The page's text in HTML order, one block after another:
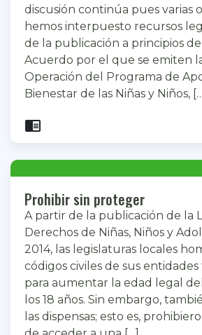
discusión continúa pues varias
hemos interpuesto recursos
de la publicación a principios
Acuerdo por el que se emiten
Operación del Programa de
Bienestar de las Niñas y Niños,
chrome_reader_mode
Prohibir sin proteger
A partir de la publicación de la
Derechos de Niñas, Niños y
2014, las legislaturas locales
códigos civiles de sus
para aumentar la edad legal
los 18 años. Sin embargo,
las dispensas; esto es,